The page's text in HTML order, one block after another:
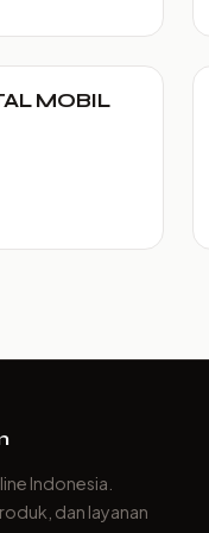
MOBIL
Indonesia.
dan layanan